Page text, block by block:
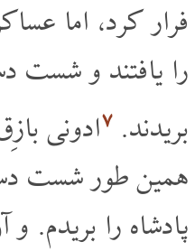
فرار کرد، اما
را یافتند و شست
بریدند. ۷ادونی
همین طور شست
پادشاه را بریدم.